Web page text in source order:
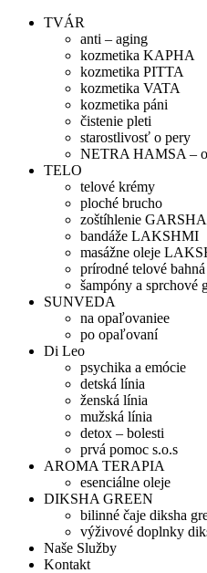
TVÁR
anti – aging
kozmetika KAPHA
kozmetika PITTA
kozmetika VATA
kozmetika páni
čistenie pleti
starostlivosť o pery
NETRA HAMSA –
TELO
telové krémy
ploché brucho
zoštíhlenie
bandáže LAKSHMI
masážne oleje
prírodné telové bahná
šampóny a sprchové
SUNVEDA
na opaľovaniee
po opaľovaní
Di Leo
psychika a emócie
detská línia
ženská línia
mužská línia
detox – bolesti
prvá pomoc s.o.s
AROMA TERAPIA
esenciálne oleje
DIKSHA GREEN
bilinné čaje diksha
výživové doplnky
Naše Služby
Kontakt